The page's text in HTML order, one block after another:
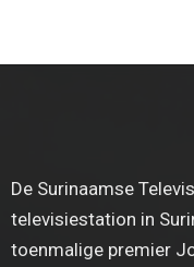
De Surinaamse
televisiestation in
toenmalige premier